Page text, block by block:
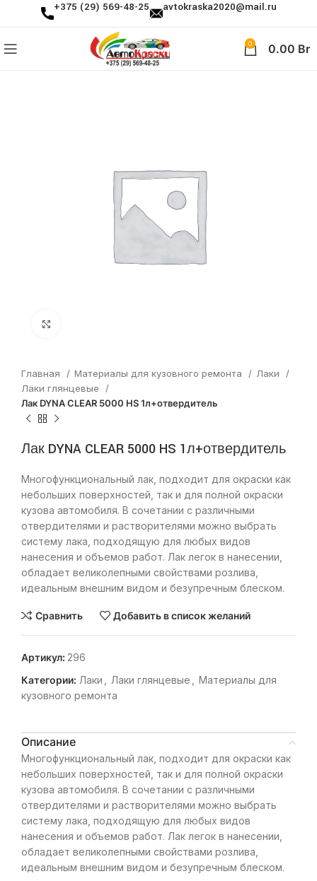
+375 (29) 569-48-25 avtokraska2020@mail.ru
0 0.00 Br
Главная Материалы для кузовного ремонта
Лаки
Лаки глянцевые
Лак DYNA CLEAR 5000 HS 1л+отвердитель
Лак DYNA CLEAR 5000 HS 1л+отвердитель
Многофункциональный лак, подходит для окраски как
небольших поверхностей, так и для полной окраски
кузова автомобиля. В сочетании с различными
отвердителями и растворителями можно выбрать
систему лака, подходящую для любых видов
нанесения и объемов работ. Лак легок в нанесении,
обладает великолепными свойствами розлива,
идеальным внешним видом и безупречным блеском.
Сравнить Добавить в список желаний
Артикул: 296
Категории: Лаки Лаки глянцевые
Материалы для
кузовного ремонта
Описание
Многофункциональный лак, подходит для окраски как
небольших поверхностей, так и для полной окраски
кузова автомобиля. В сочетании с различными
отвердителями и растворителями можно выбрать
систему лака, подходящую для любых видов
нанесения и объемов работ. Лак легок в нанесении,
обладает великолепными свойствами розлива,
идеальным внешним видом и безупречным блеском.